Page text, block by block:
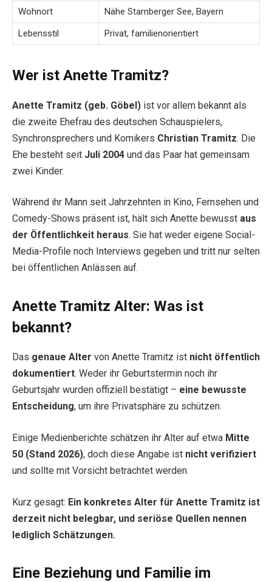
Wohnort
Nähe Starnberger See, Bayern
Lebensstil
Privat, familienorientiert
Wer ist Anette Tramitz?
Anette Tramitz (geb. Göbel) ist vor allem bekannt als
die zweite Ehefrau des deutschen Schauspielers,
Synchronsprechers und Komikers Christian Tramitz. Die
Ehe besteht seit Juli 2004 und das Paar hat gemeinsam
zwei Kinder.
Während ihr Mann seit Jahrzehnten in Kino, Fernsehen und
Comedy-Shows präsent ist, hält sich Anette bewusst aus
der Öffentlichkeit heraus. Sie hat weder eigene Social-
Media-Profile noch Interviews gegeben und tritt nur selten
bei öffentlichen Anlässen auf.
Anette Tramitz Alter: Was ist
bekannt?
Das genaue Alter von Anette Tramitz ist nicht öffentlich
dokumentiert. Weder ihr Geburtstermin noch ihr
Geburtsjahr wurden offiziell bestätigt – eine bewusste
Entscheidung, um ihre Privatsphäre zu schützen.
Einige Medienberichte schätzen ihr Alter auf etwa Mitte
50 (Stand 2026), doch diese Angabe ist nicht verifiziert
und sollte mit Vorsicht betrachtet werden.
Kurz gesagt: Ein konkretes Alter für Anette Tramitz ist
derzeit nicht belegbar, und seriöse Quellen nennen
lediglich Schätzungen.
Eine Beziehung und Familie im